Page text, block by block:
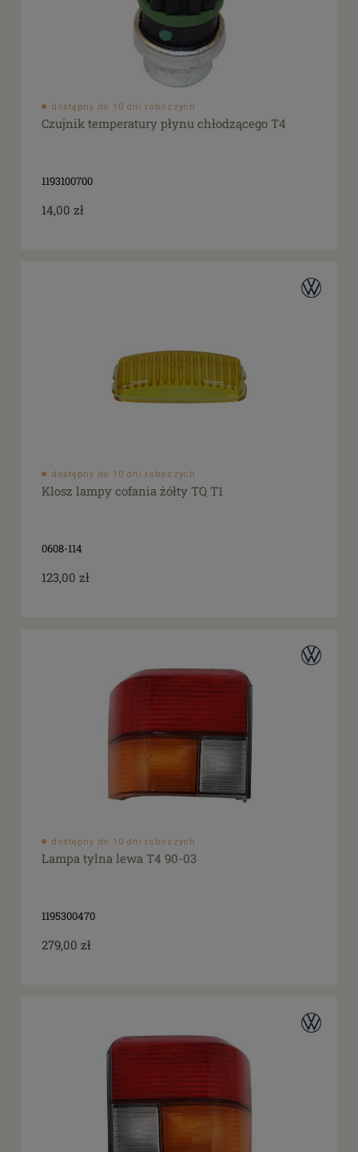
dostępny do 10 dni roboczych
Czujnik temperatury płynu chłodzącego T4
1193100700
14,00 zł
dostępny do 10 dni roboczych
Klosz lampy cofania żółty TQ T1
0608-114
123,00 zł
dostępny do 10 dni roboczych
Lampa tylna lewa T4 90-03
1195300470
279,00 zł